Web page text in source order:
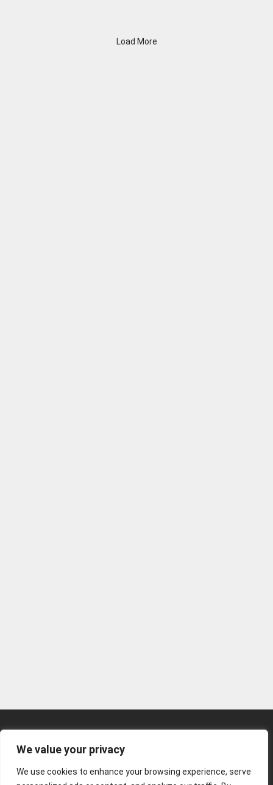
We value your privacy
We use cookies to enhance your browsing experience, serve
Load More